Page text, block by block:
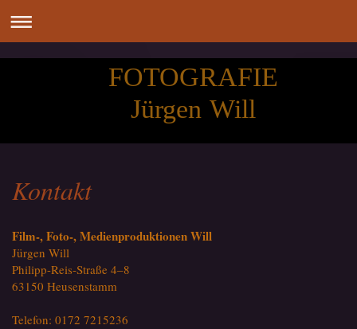
FOTOGRAFIE
Jürgen Will
Kontakt
Film-, Foto-, Medienproduktionen Will
Jürgen Will
Philipp-Reis-Straße 4–8
63150 Heusenstamm
Telefon: 0172 7215236